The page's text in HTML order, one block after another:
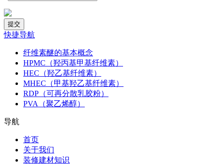
快捷导航
纤维素醚的基本概念
HPMC（羟丙基甲基纤维素）
HEC（羟乙基纤维素）
MHEC（甲基羟乙基纤维素）
RDP（可再分散乳胶粉）
PVA（聚乙烯醇）
导航
首页
关于我们
装修建材知识